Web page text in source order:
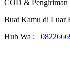
COD & Pengiriman
Buat Kamu di Luar
Hub Wa :